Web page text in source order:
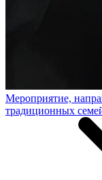
Мероприятие,
традиционных